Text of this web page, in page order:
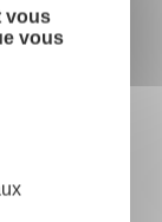
vous
vous